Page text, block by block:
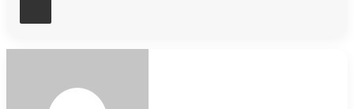
দারুণ সমাপতন। আর উল্কাবৃষ্টি দেখতে চাইলে রাত ৩টার দিকে জেগে থাকাই